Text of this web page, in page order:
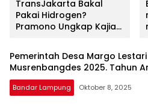
dari
SARA,
berita
Media
TransJakarta Bakal
Pakai Hidrogen?
Pramono Ungkap Kajian
Pemerintah Desa Margo
Musrenbangdes 2025. Tahun
Bandar Lampung Oktober 8, 2025